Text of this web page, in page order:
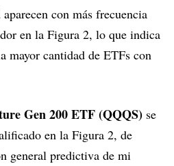
aparecen con más frecuencia
en la Figura 2, lo que indica
mayor cantidad de ETFs con
Gen 200 ETF (QQQS) se
en la Figura 2, de
general predictiva de mi